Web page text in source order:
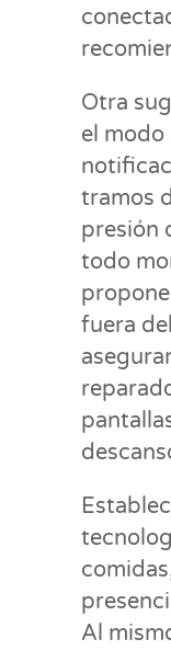
Otra
el
tramos
presión
todo
fuera
Al